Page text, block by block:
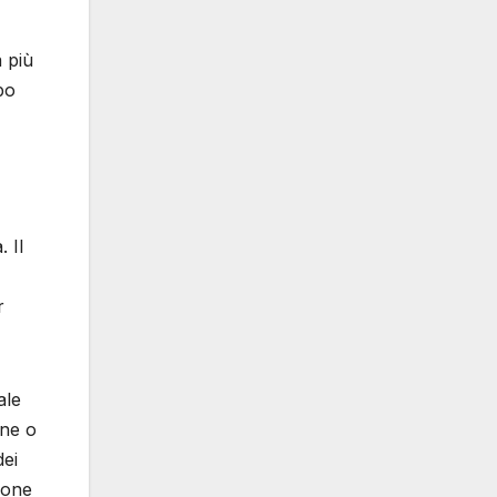
più
Il
o